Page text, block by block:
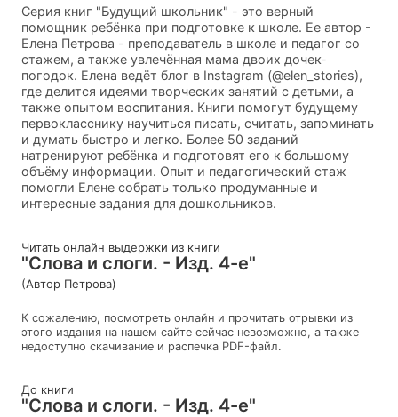
Серия книг "Будущий школьник" - это верный
помощник ребёнка при подготовке к школе. Ее автор -
Елена Петрова - преподаватель в школе и педагог со
стажем, а также увлечённая мама двоих дочек-
погодок. Елена ведёт блог в Instаgram (@elen_stories),
где делится идеями творческих занятий с детьми, а
также опытом воспитания. Книги помогут будущему
первокласснику научиться писать, считать, запоминать
и думать быстро и легко. Более 50 заданий
натренируют ребёнка и подготовят его к большому
объёму информации. Опыт и педагогический стаж
помогли Елене собрать только продуманные и
интересные задания для дошкольников.
Читать онлайн выдержки из книги
"Слова и слоги. - Изд. 4-е"
(Автор Петрова)
К сожалению, посмотреть онлайн и прочитать отрывки из
этого издания на нашем сайте сейчас невозможно, а также
недоступно скачивание и распечка PDF-файл.
До книги
"Слова и слоги. - Изд. 4-е"